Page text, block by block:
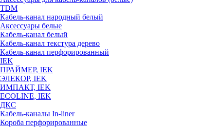
TDM
Кабель-канал народный белый
Аксессуары белые
Кабель-канал белый
Кабель-канал текстура дерево
Кабель-канал перфорированный
IEK
ПРАЙМЕР, IEK
ЭЛЕКОР, IEK
ИМПАКТ, IEK
ECOLINE, IEK
ДКС
Кабель-каналы In-liner
Короба перфорированные